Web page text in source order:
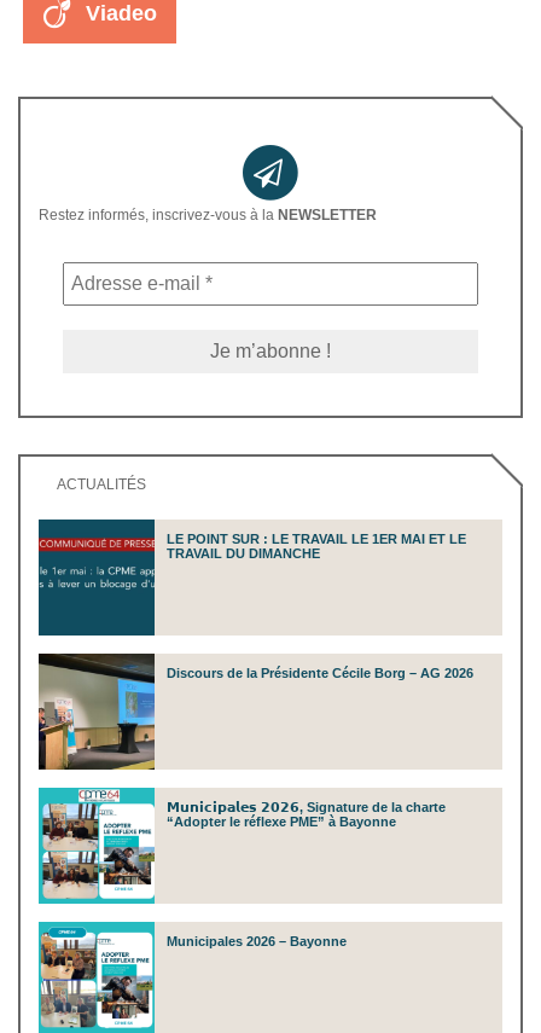
Viadeo
Restez informés, inscrivez-vous à la NEWSLETTER
ACTUALITÉS
LE POINT SUR : LE TRAVAIL LE 1ER MAI ET LE
TRAVAIL DU DIMANCHE
Discours de la Présidente Cécile Borg – AG 2026
𝗠𝘂𝗻𝗶𝗰𝗶𝗽𝗮𝗹𝗲𝘀 𝟮𝟬𝟮𝟲, Signature de la charte
“Adopter le réflexe PME” à Bayonne
Municipales 2026 – Bayonne